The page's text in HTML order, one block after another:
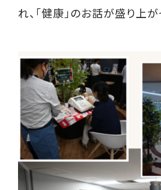
れ、「健康」のお話が盛り上